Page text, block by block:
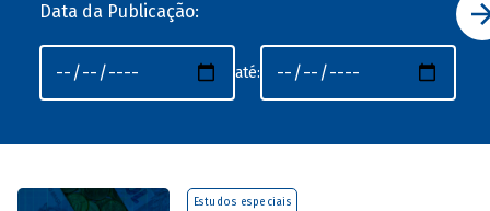
Data da Publicação:
até:
Estudos especiais